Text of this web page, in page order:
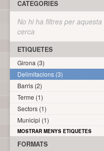
CATEGORIES
No hi ha filtres per aquesta
cerca
ETIQUETES
Girona (3)
Delimitacions (3)
Barris (2)
Terme (1)
Sectors (1)
Municipi (1)
MOSTRAR MENYS ETIQUETES
FORMATS